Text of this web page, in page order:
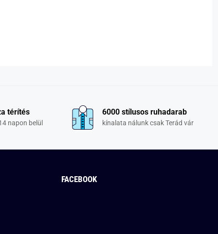
térítés
napon belül
6000 stílusos ruhadarab
kínalata nálunk csak Terád vár
FACEBOOK